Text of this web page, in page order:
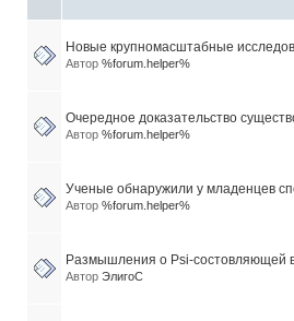
Новые крупномасштабные
Автор %forum.helper%
Очередное доказательство
Автор %forum.helper%
Ученые обнаружили у младенцев
Автор %forum.helper%
Размышления о Psi-состовляющей
Автор ЭлигоС